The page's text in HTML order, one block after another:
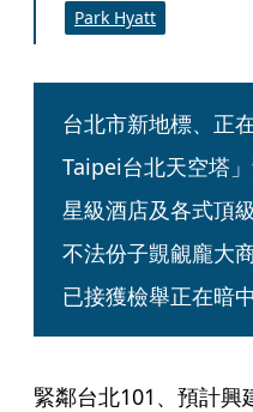
Park Hyatt
台北市新地標、正
Taipei台北天空塔
星級酒店及各式頂
不法份子覬覦龐大
已接獲檢舉正在暗中
緊鄰台北101、預計興